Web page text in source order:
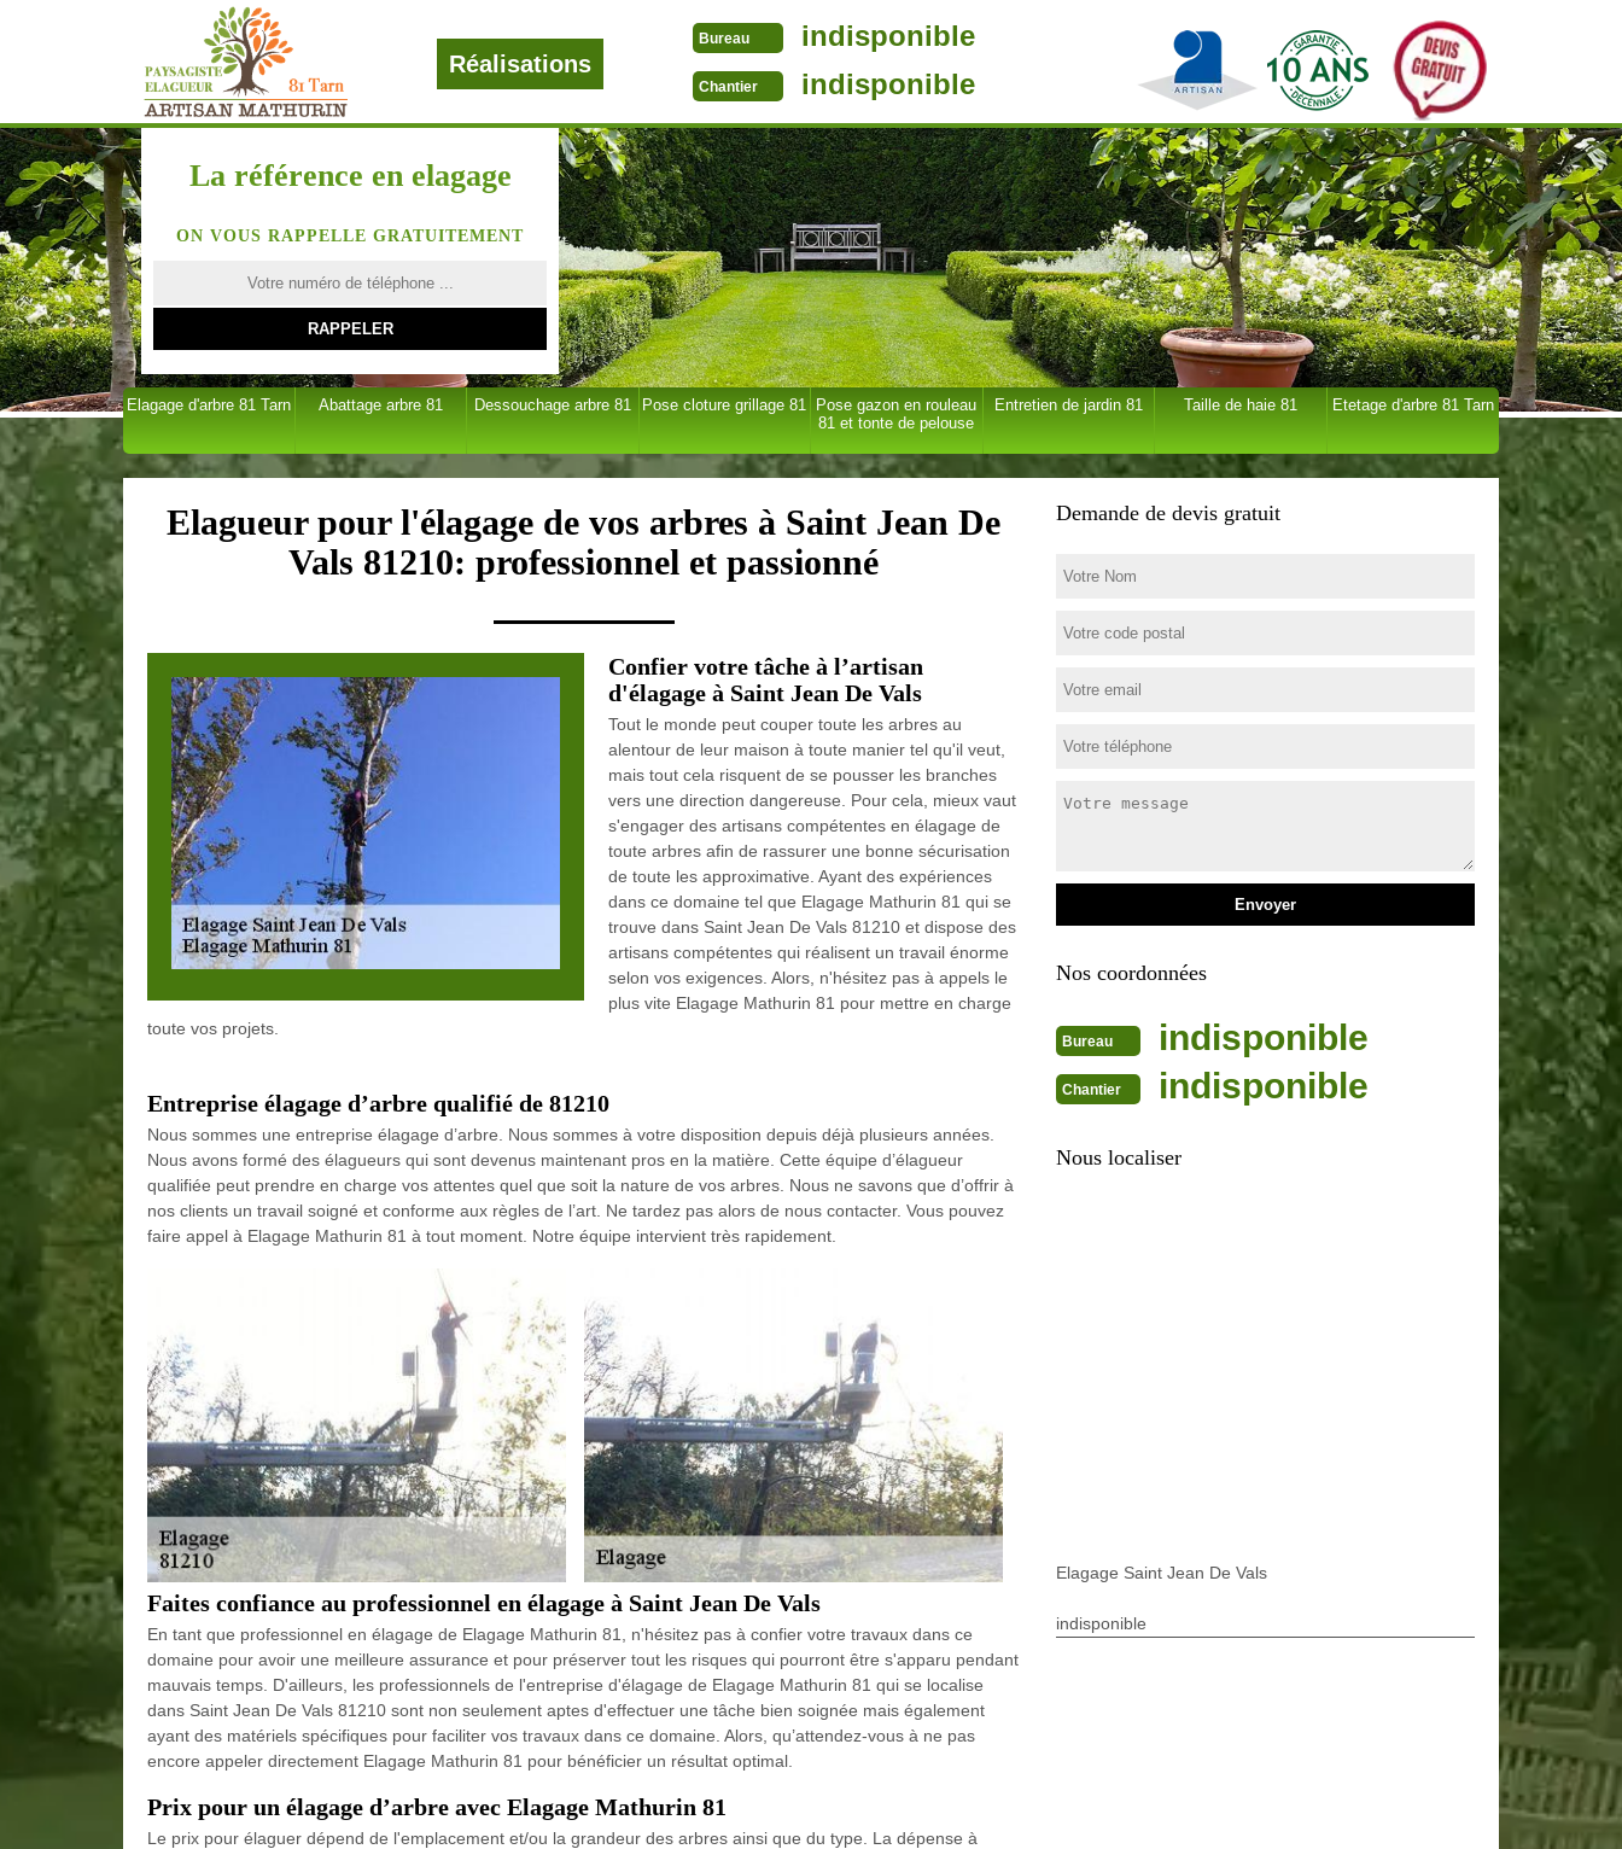
Réalisations
Bureau indisponible
Chantier indisponible
La référence en elagage
ON VOUS RAPPELLE GRATUITEMENT
Elagage d'arbre 81 Tarn Abattage arbre 81 Dessouchage arbre 81 Pose cloture grillage 81
Pose gazon en rouleau
81 et tonte de pelouse
Entretien de jardin 81 Taille de haie 81 Etetage d'arbre 81 Tarn
Elagueur pour l'élagage de vos arbres à Saint Jean De
Vals 81210: professionnel et passionné
Confier votre tâche à l’artisan
d'élagage à Saint Jean De Vals
Tout le monde peut couper toute les arbres au
alentour de leur maison à toute manier tel qu'il veut,
mais tout cela risquent de se pousser les branches
vers une direction dangereuse. Pour cela, mieux vaut
s'engager des artisans compétentes en élagage de
toute arbres afin de rassurer une bonne sécurisation
de toute les approximative. Ayant des expériences
dans ce domaine tel que Elagage Mathurin 81 qui se
trouve dans Saint Jean De Vals 81210 et dispose des
artisans compétentes qui réalisent un travail énorme
selon vos exigences. Alors, n'hésitez pas à appels le
plus vite Elagage Mathurin 81 pour mettre en charge
toute vos projets.
Entreprise élagage d’arbre qualifié de 81210
Nous sommes une entreprise élagage d’arbre. Nous sommes à votre disposition depuis déjà plusieurs années.
Nous avons formé des élagueurs qui sont devenus maintenant pros en la matière. Cette équipe d’élagueur
qualifiée peut prendre en charge vos attentes quel que soit la nature de vos arbres. Nous ne savons que d’offrir à
nos clients un travail soigné et conforme aux règles de l’art. Ne tardez pas alors de nous contacter. Vous pouvez
faire appel à Elagage Mathurin 81 à tout moment. Notre équipe intervient très rapidement.
Faites confiance au professionnel en élagage à Saint Jean De Vals
En tant que professionnel en élagage de Elagage Mathurin 81, n'hésitez pas à confier votre travaux dans ce
domaine pour avoir une meilleure assurance et pour préserver tout les risques qui pourront être s'apparu pendant
mauvais temps. D'ailleurs, les professionnels de l'entreprise d'élagage de Elagage Mathurin 81 qui se localise
dans Saint Jean De Vals 81210 sont non seulement aptes d'effectuer une tâche bien soignée mais également
ayant des matériels spécifiques pour faciliter vos travaux dans ce domaine. Alors, qu’attendez-vous à ne pas
encore appeler directement Elagage Mathurin 81 pour bénéficier un résultat optimal.
Prix pour un élagage d’arbre avec Elagage Mathurin 81
Le prix pour élaguer dépend de l'emplacement et/ou la grandeur des arbres ainsi que du type. La dépense à
Demande de devis gratuit
Nos coordonnées
Bureau indisponible
Chantier indisponible
Nous localiser
Elagage Saint Jean De Vals
indisponible